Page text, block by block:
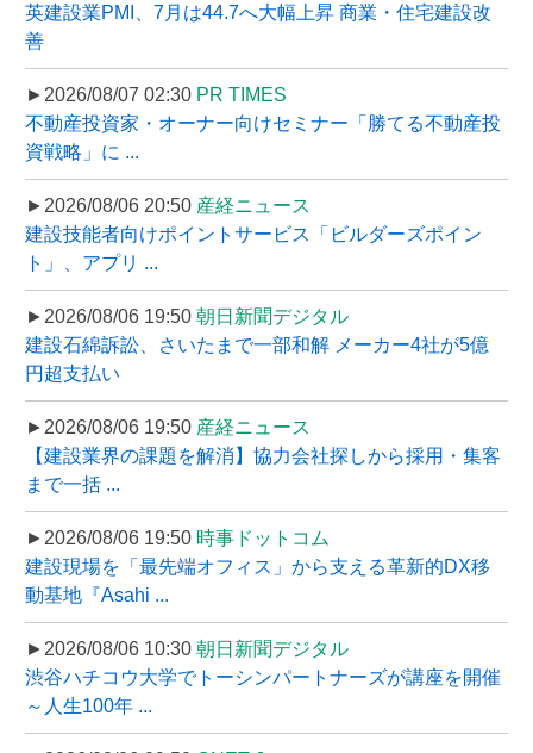
英建設業PMI、7月は44.7へ大幅上昇 商業・住宅建設改
善
►2026/08/07 02:30 PR TIMES
不動産投資家・オーナー向けセミナー「勝てる不動産投
資戦略」に ...
►2026/08/06 20:50 産経ニュース
建設技能者向けポイントサービス「ビルダーズポイン
ト」、アプリ ...
►2026/08/06 19:50 朝日新聞デジタル
建設石綿訴訟、さいたまで一部和解 メーカー4社が5億
円超支払い
►2026/08/06 19:50 産経ニュース
【建設業界の課題を解消】協力会社探しから採用・集客
まで一括 ...
►2026/08/06 19:50 時事ドットコム
建設現場を「最先端オフィス」から支える革新的DX移
動基地『Asahi ...
►2026/08/06 10:30 朝日新聞デジタル
渋谷ハチコウ大学でトーシンパートナーズが講座を開催
～人生100年 ...